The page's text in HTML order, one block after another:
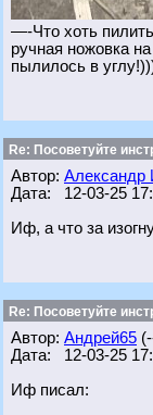
—-Что хоть
ручная ножовка
пылилось в
Re: Посоветуйте
Автор: Александр
Дата: 12-03-25
Иф, а что за
Re: Посоветуйте
Автор: Андрей65
Дата: 12-03-25
Иф писал: